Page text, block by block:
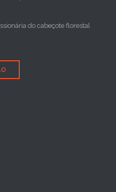
do cabeçote florestal